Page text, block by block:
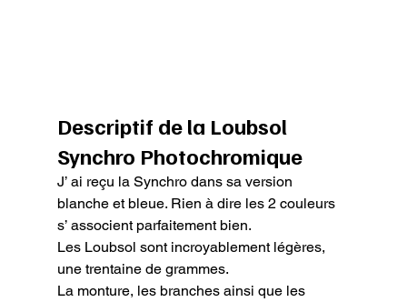
Descriptif de la Loubsol
Synchro Photochromique
J’ ai reçu la Synchro dans sa version
blanche et bleue. Rien à dire les 2 couleurs
s’ associent parfaitement bien.
Les Loubsol sont incroyablement légères,
une trentaine de grammes.
La monture, les branches ainsi que les